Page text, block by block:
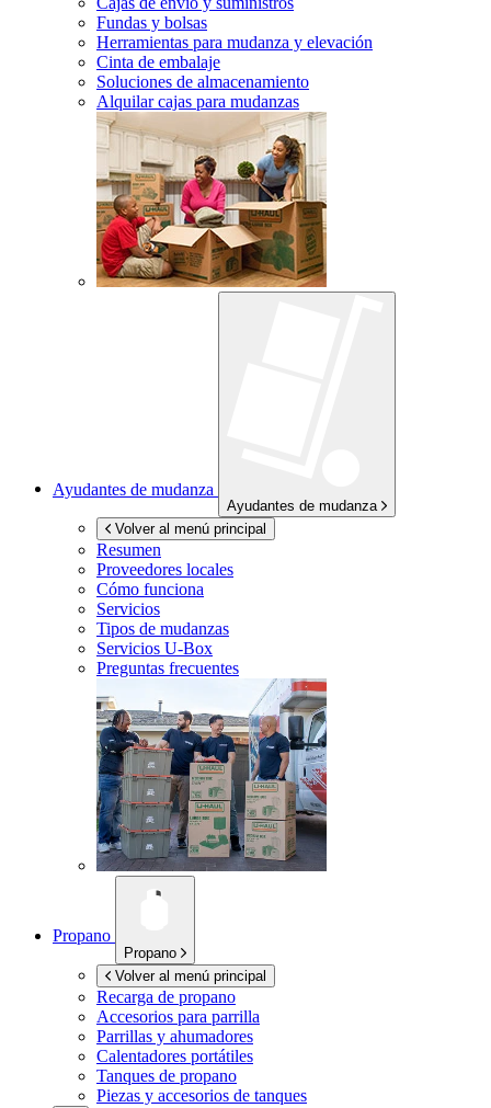
Fundas y bolsas
Herramientas para mudanza y elevación
Cinta de embalaje
Soluciones de almacenamiento
Alquilar cajas para mudanzas
Ayudantes de mudanza
Ayudantes de mudanza
Volver al menú principal
Resumen
Proveedores locales
Cómo funciona
Servicios
Tipos de mudanzas
Servicios U-Box
Preguntas frecuentes
Propano
Propano
Volver al menú principal
Recarga de propano
Accesorios para parrilla
Parrillas y ahumadores
Calentadores portátiles
Tanques de propano
Piezas y accesorios de tanques